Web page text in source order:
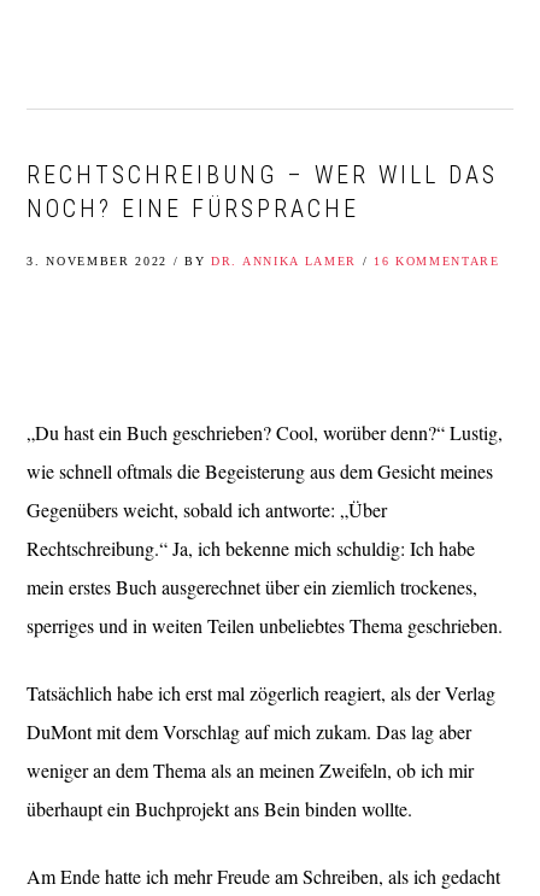
RECHTSCHREIBUNG – WER WILL DAS
NOCH? EINE FÜRSPRACHE
3. NOVEMBER 2022 / BYDR. ANNIKA LAMER / 16 KOMMENTARE
„Du hast ein Buch geschrieben? Cool, worüber denn?“ Lustig,
wie schnell oftmals die Begeisterung aus dem Gesicht meines
Gegenübers weicht, sobald ich antworte: „Über
Rechtschreibung.“ Ja, ich bekenne mich schuldig: Ich habe
mein erstes Buch ausgerechnet über ein ziemlich trockenes,
sperriges und in weiten Teilen unbeliebtes Thema geschrieben.
Tatsächlich habe ich erst mal zögerlich reagiert, als der Verlag
DuMont mit dem Vorschlag auf mich zukam. Das lag aber
weniger an dem Thema als an meinen Zweifeln, ob ich mir
überhaupt ein Buchprojekt ans Bein binden wollte.
Am Ende hatte ich mehr Freude am Schreiben, als ich gedacht